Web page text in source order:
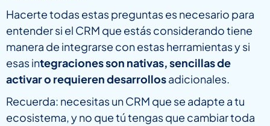
Hacerte todas estas preguntas es necesario para
entender si el CRM que estás considerando tiene
manera de integrarse con estas herramientas y si
esas integraciones son nativas, sencillas de
activar o requieren desarrollosadicionales.
Recuerda: necesitas un CRM que se adapte a tu
ecosistema, y no que tú tengas que cambiar toda